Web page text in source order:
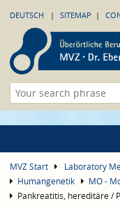
DEUTSCH SITEMAP
MVZ Start Laboratory
Humangenetik
MO -
Pankreatitis, hereditäre /